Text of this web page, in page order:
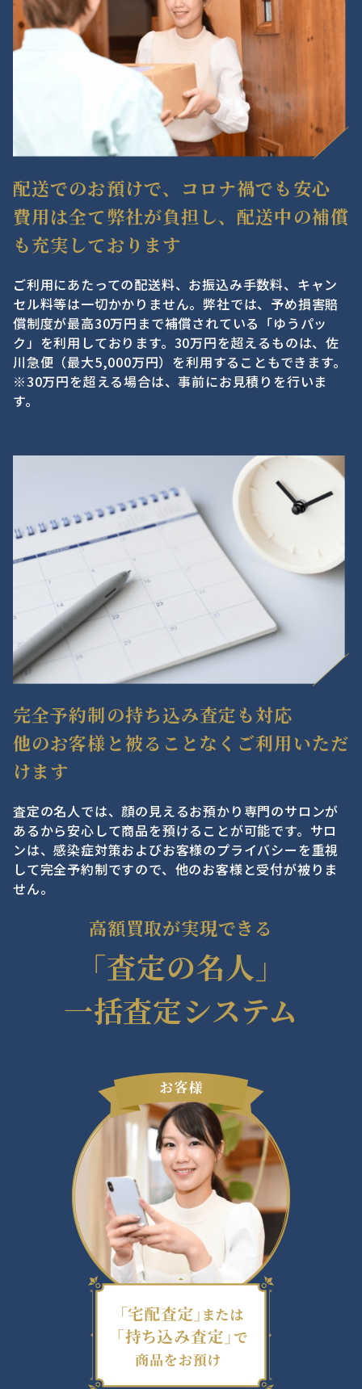
配送でのお預けで、コロナ禍でも安心
費用は全て弊社が負担し、配送中の補償
も充実しております
ご利用にあたっての配送料、お振込み手数料、キャン
セル料等は一切かかりません。弊社では、予め損害賠
償制度が最高30万円まで補償されている「ゆうパッ
ク」を利用しております。30万円を超えるものは、佐
川急便（最大5,000万円）を利用することもできます。
※30万円を超える場合は、事前にお見積りを行いま
す。
完全予約制の持ち込み査定も対応
他のお客様と被ることなくご利用いただ
けます
査定の名人では、顔の見えるお預かり専門のサロンが
あるから安心して商品を預けることが可能です。サロ
ンは、感染症対策およびお客様のプライバシーを重視
して完全予約制ですので、他のお客様と受付が被りま
せん。
高額買取が実現できる
「査定の名人」
一括査定システム